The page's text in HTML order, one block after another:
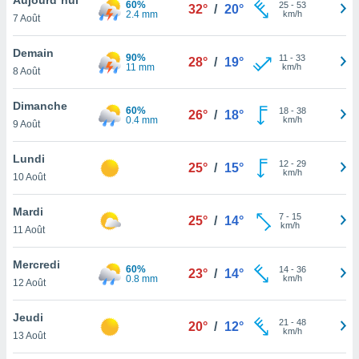
et
»,
au
vous
qu'ils
ou
le
ainsi
un
la
du
7 Août
60%
2.4 mm
32° / 20° 25- 53
km/h
Demain
8 Août
90%
11 mm
28° / 19° 11 - 33
km/h
Dimanche
9 Août
60%
0.4 mm
26° / 18° 18- 38
km/h
Lundi
10 Août
25° / 15° 12- 29
km/h
Mardi
11 Août
25° / 14° 7- 15
km/h
Mercredi
12 Août
60%
0.8 mm
23° / 14° 14- 36
km/h
Jeudi
13 Août
20° / 12° 21 - 48
km/h